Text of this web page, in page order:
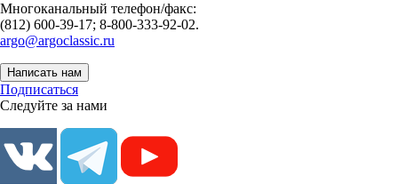
Многоканальный телефон/факс:
(812) 600-39-17; 8-800-333-92-02.
argo@argoclassic.ru
Написать нам
Подписаться
Следуйте за нами